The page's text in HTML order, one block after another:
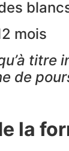
mois
titre
de
la